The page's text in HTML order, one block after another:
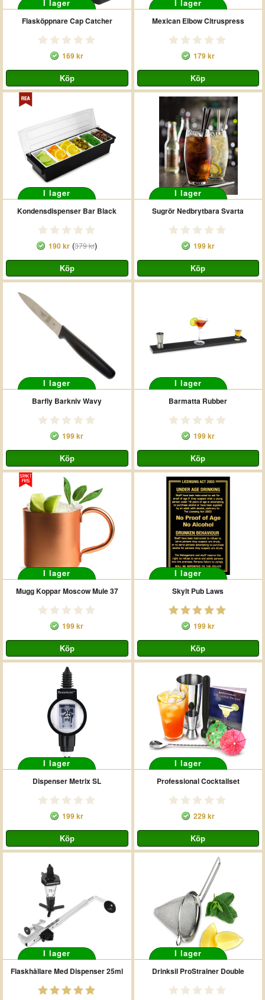
I lager
Flasköppnare Cap Catcher
169 kr
I lager
Mexican Elbow Citruspress
179 kr
I lager
Kondensdispenser Bar Black
190 kr (379 kr)
I lager
Sugrör Nedbrytbara Svarta
199 kr
I lager
Barfly Barkniv Wavy
199 kr
I lager
Barmatta Rubber
199 kr
I lager
Mugg Koppar Moscow Mule 37
199 kr
I lager
Skylt Pub Laws
199 kr
I lager
Dispenser Metrix SL
199 kr
I lager
Professional Cocktailset
229 kr
I lager
Flaskhållare Med Dispenser 25ml
I lager
Drinksil ProStrainer Double